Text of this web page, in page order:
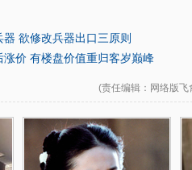
欲修改兵器出口三原则
涨价 有楼盘价值重归客岁巅峰
(责任编辑 ：网络版